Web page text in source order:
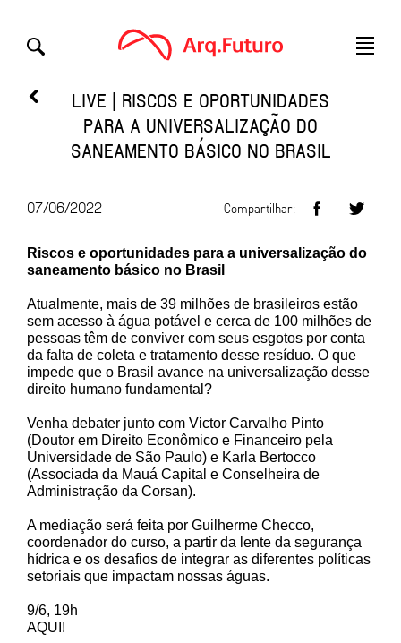
LIVE | RISCOS E OPORTUNIDADES
PARA A UNIVERSALIZAÇÃO DO
SANEAMENTO BÁSICO NO BRASIL
07/06/2022 Compartilhar:
Riscos e oportunidades para a universalização do
saneamento básico no Brasil
Atualmente, mais de 39 milhões de brasileiros estão
sem acesso à água potável e cerca de 100 milhões de
pessoas têm de conviver com seus esgotos por conta
da falta de coleta e tratamento desse resíduo. O que
impede que o Brasil avance na universalização desse
direito humano fundamental?
Venha debater junto com Victor Carvalho Pinto
(Doutor em Direito Econômico e Financeiro pela
Universidade de São Paulo) e Karla Bertocco
(Associada da Mauá Capital e Conselheira de
Administração da Corsan).
A mediação será feita por Guilherme Checco,
coordenador do curso, a partir da lente da segurança
hídrica e os desafios de integrar as diferentes políticas
setoriais que impactam nossas águas.
9/6, 19h
AQUI!